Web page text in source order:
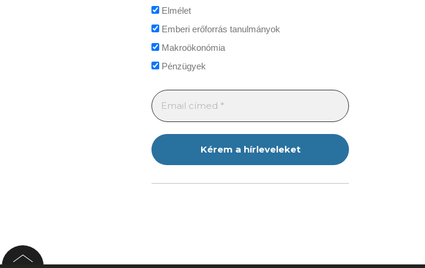
Elmélet
Emberi erőforrás tanulmányok
Makroökonómia
Pénzügyek